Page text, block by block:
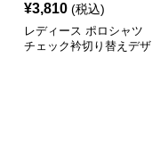
¥3,810 (税込)
レディース ポロシャツ
チェック衿切り替えデザ